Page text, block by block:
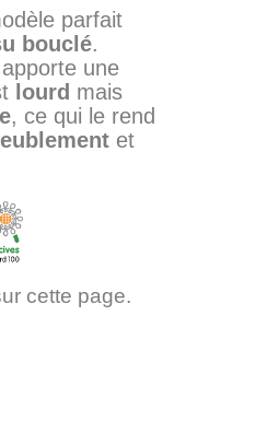
parfait
bouclé.
une
lourd mais
, ce qui le rend
et
cette page.